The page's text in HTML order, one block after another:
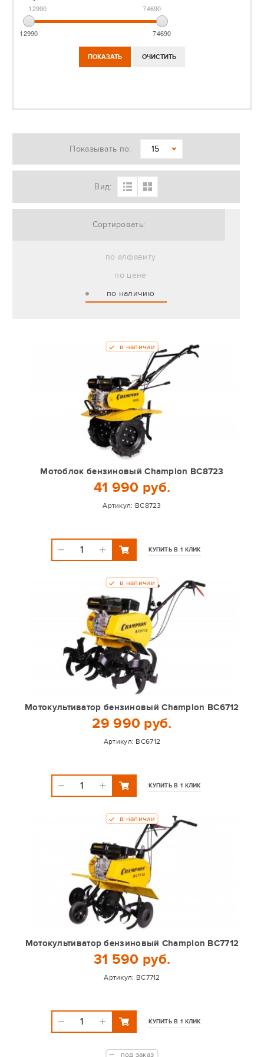
12990 74690
12990 74690
Показывать по: 15
Вид:
Сортировать:
по алфавиту
по цене
по наличию
Мотоблок бензиновый Champion BC8723
41 990 руб.
Артикул: BC8723
в наличии
КУПИТЬ В 1 КЛИК
Мотокультиватор бензиновый Champion BC6712
29 990 руб.
Артикул: BC6712
в наличии
КУПИТЬ В 1 КЛИК
Мотокультиватор бензиновый Champion BC7712
31 590 руб.
Артикул: BC7712
в наличии
КУПИТЬ В 1 КЛИК
под заказ